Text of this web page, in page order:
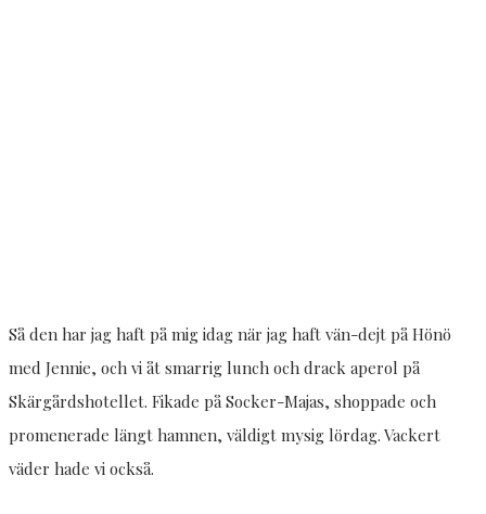
Så den har jag haft på mig idag när jag haft vän-dejt på Hönö
med Jennie, och vi åt smarrig lunch och drack aperol på
Skärgårdshotellet. Fikade på Socker-Majas, shoppade och
promenerade längt hamnen, väldigt mysig lördag. Vackert
väder hade vi också.